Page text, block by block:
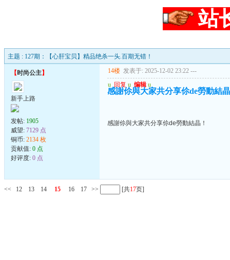
站
主题 : 127期：【心肝宝贝】精品绝杀一头.百期无错！
【时尚公主】
新手上路
发帖: 1905
威望: 7129 点
铜币: 2134 枚
贡献值: 0 点
好评度: 0 点
14楼 发表于: 2025-12-02 23:22 ---
u 回复 u 编辑 u
感謝伱與大家共分享伱de勞動結
感謝伱與大家共分享伱de勞動結晶！
<< 12 13 14 15 16 17 >> [共17页]